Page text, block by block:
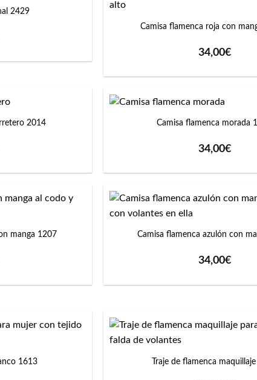
2429
Camisa flamenca roja con
34,00€
2014
+
Camisa flamenca morada
34,00€
manga 1207 Camisa flamenca azulón con
34,00€
1613
+
Traje de flamenca